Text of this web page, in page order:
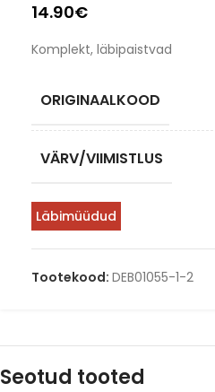
14.90€
Komplekt, läbipaistvad
ORIGINAALKOOD
VÄRV/VIIMISTLUS
Läbimüüdud
Tootekood: DEB01055-1-2
Seotud tooted